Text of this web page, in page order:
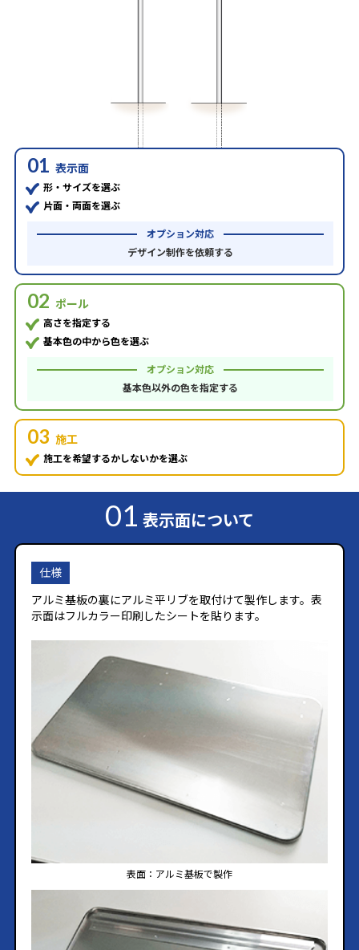
01 表示面
形・サイズを選ぶ
片面・両面を選ぶ
オプション対応
デザイン制作を依頼する
02 ポール
高さを指定する
基本色の中から色を選ぶ
オプション対応
基本色以外の色を指定する
03 施工
施工を希望するかしないかを選ぶ
01 表示面について
仕様
アルミ基板の裏にアルミ平リブを取付けて製作します。表
示面はフルカラー印刷したシートを貼ります。
表面：アルミ基板で製作